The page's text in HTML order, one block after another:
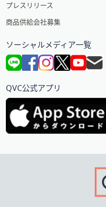
プレスリリース
商品供給会社募集
ソーシャルメディア一覧
QVC公式アプリ